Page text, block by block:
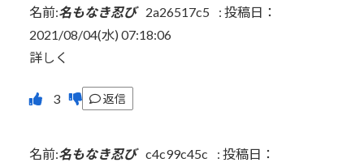
名前:名もなき忍び 2a26517c5 : 投稿日：
2021/08/04(水) 07:18:06
詳しく
返信
名前:名もなき忍び c4c99c45c : 投稿日：